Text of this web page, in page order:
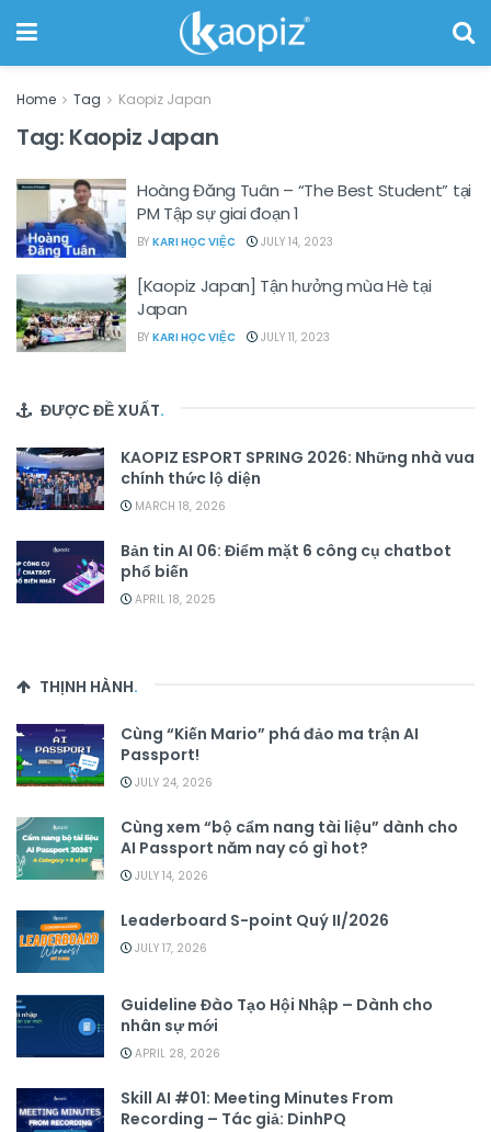
Home Tag Kaopiz Japan
Tag: Kaopiz Japan
Hoàng Đăng Tuân – “The Best Student” tại
PM Tập sự giai đoạn 1
BY KARI HỌC VIỆC JULY 14, 2023
[Kaopiz Japan] Tận hưởng mùa Hè tại
Japan
BY KARI HỌC VIỆC JULY 11, 2023
ĐƯỢC ĐỀ XUẤT.
KAOPIZ ESPORT SPRING 2026: Những nhà vua
chính thức lộ diện
MARCH 18, 2026
Bản tin AI 06: Điểm mặt 6 công cụ chatbot
phổ biến
APRIL 18, 2025
THỊNH HÀNH.
Cùng “Kiến Mario” phá đảo ma trận AI
Passport!
JULY 24, 2026
Cùng xem “bộ cẩm nang tài liệu” dành cho
AI Passport năm nay có gì hot?
JULY 14, 2026
Leaderboard S-point Quý II/2026
JULY 17, 2026
Guideline Đào Tạo Hội Nhập – Dành cho
nhân sự mới
APRIL 28, 2026
Skill AI #01: Meeting Minutes From
Recording – Tác giả: DinhPQ